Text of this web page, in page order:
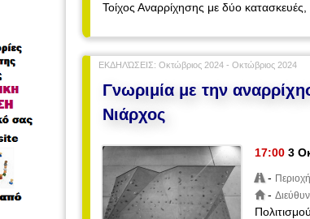
Τοίχος Αναρρίχησης με δύο
ΕΚΔΗΛΏΣΕΙΣ: Οκτώβριος 2024 - Οκτώβριος 2024
Γνωριμία με την
Νιάρχος
17:00 3
-
-